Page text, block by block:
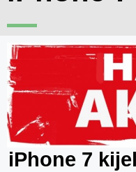
iPhone 7